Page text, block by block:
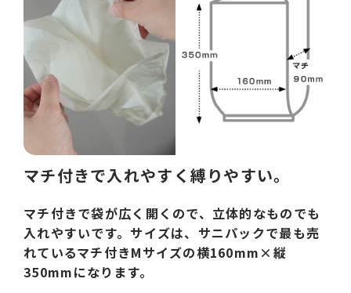
マチ付きで入れやすく縛りやすい。
マチ付きで袋が広く開くので、立体的なものでも
入れやすいです。サイズは、サニパックで最も売
れているマチ付きMサイズの横160mm×縦
350mmになります。